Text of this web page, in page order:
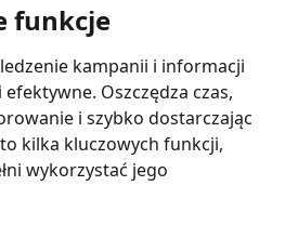
funkcje
kampanii i informacji
Oszczędza czas,
i szybko dostarczając
kilka kluczowych funkcji,
wykorzystać jego